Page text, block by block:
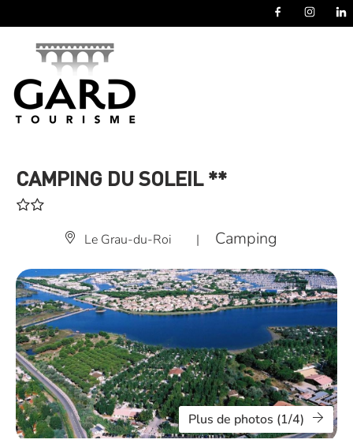
CAMPING DU SOLEIL **
Le Grau-du-Roi | Camping
Plus de photos (1/4)